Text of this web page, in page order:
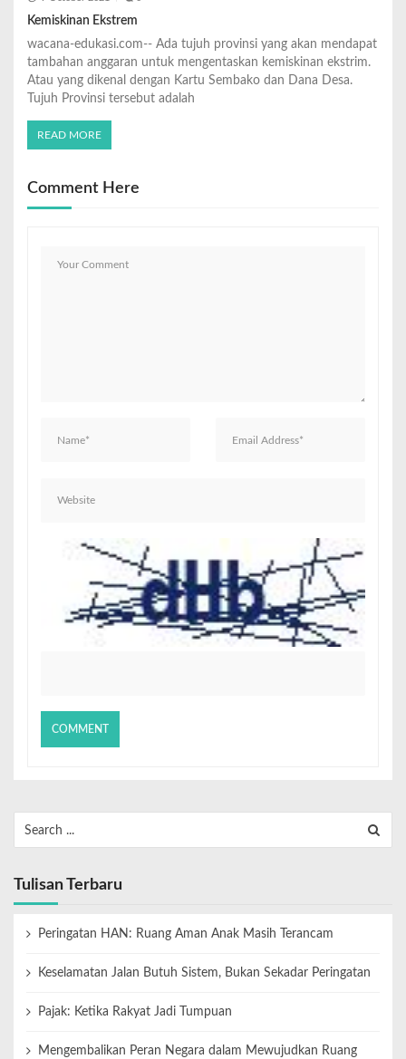
Kemiskinan Ekstrem
wacana-edukasi.com-- Ada tujuh provinsi yang akan mendapat
tambahan anggaran untuk mengentaskan kemiskinan ekstrim.
Atau yang dikenal dengan Kartu Sembako dan Dana Desa.
Tujuh Provinsi tersebut adalah
READ MORE
Comment Here
Tulisan Terbaru
Peringatan HAN: Ruang Aman Anak Masih Terancam
Keselamatan Jalan Butuh Sistem, Bukan Sekadar Peringatan
Pajak: Ketika Rakyat Jadi Tumpuan
Mengembalikan Peran Negara dalam Mewujudkan Ruang